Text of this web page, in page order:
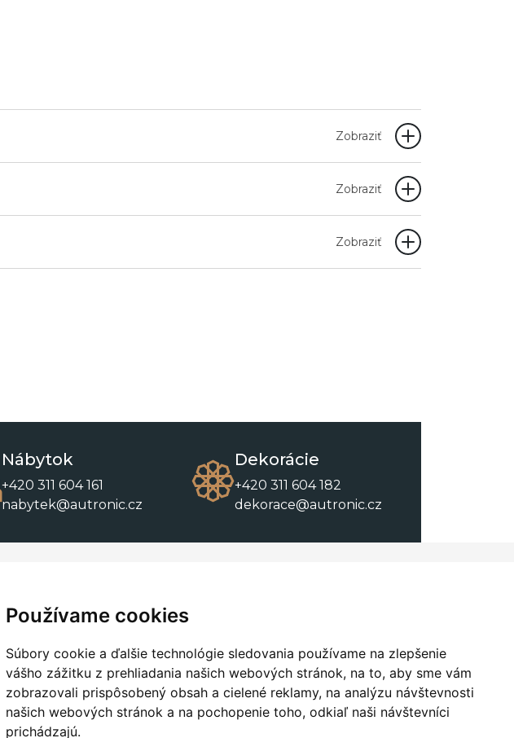
Používame cookies
Súbory cookie a ďalšie technológie sledovania používame na zlepšenie
vášho zážitku z prehliadania našich webových stránok, na to, aby sme vám
zobrazovali prispôsobený obsah a cielené reklamy, na analýzu návštevnosti
našich webových stránok a na pochopenie toho, odkiaľ naši návštevníci
prichádzajú.
Zobraziť
Zobraziť
Zobraziť
Nábytok
+420 311 604 161
nabytek@autronic.cz
Dekorácie
+420 311 604 182
dekorace@autronic.cz
Kontakty